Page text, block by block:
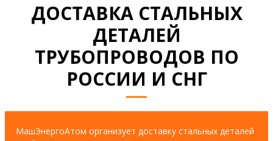
ДОСТАВКА СТАЛЬНЫХ
ДЕТАЛЕЙ
ТРУБОПРОВОДОВ ПО
РОССИИ И СНГ
МашЭнергоАтом организует доставку стальных деталей